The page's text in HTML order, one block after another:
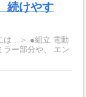
続けやす
ラー部分や、 エン